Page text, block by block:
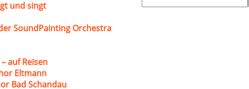
nach:
und singt
SoundPainting Orchestra
auf Reisen
Eltmann
Bad Schandau